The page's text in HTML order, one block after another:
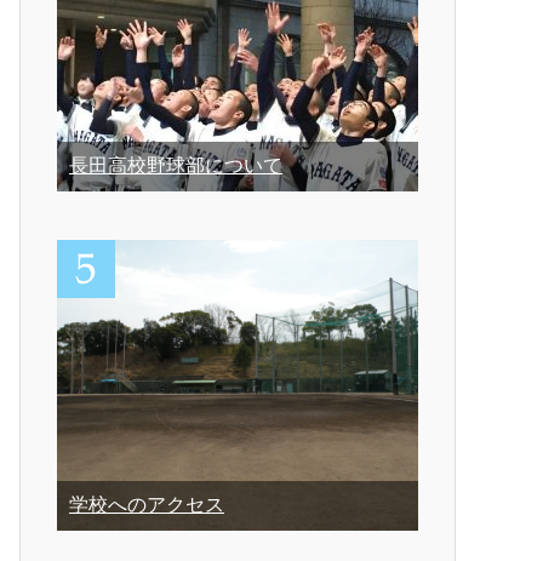
長田高校野球部について
学校へのアクセス